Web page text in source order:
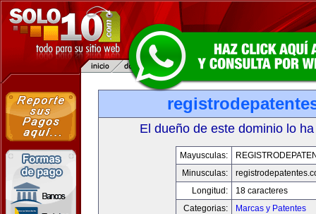
El dueño de este dominio lo
Mayusculas:
Minusculas:
Longitud:
18 caracteres
Categorias:
Marcas y Patentes